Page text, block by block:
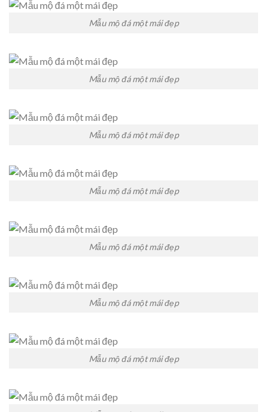
Mẫu mộ đá một mái đẹp
Mẫu mộ đá một mái đẹp
Mẫu mộ đá một mái đẹp
Mẫu mộ đá một mái đẹp
Mẫu mộ đá một mái đẹp
Mẫu mộ đá một mái đẹp
Mẫu mộ đá một mái đẹp